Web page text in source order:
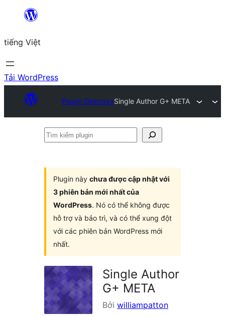
Chuyển
phần
nội
dung
tiếng Việt
Tải WordPress
Plugin DirectorySingle Author G+ META
Tìm
Plugin này chưa được cập nhật với
3 phiên bản mới nhất của
WordPress. Nó có thể không được
hỗ trợ và bảo trì, và có thể xung đột
với các phiên bản WordPress mới
nhất.
Single Author
G+ META
Bởi williampatton